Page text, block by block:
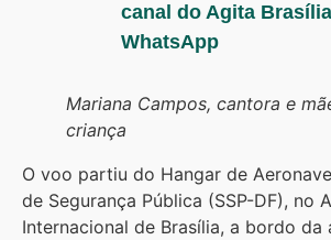
canal do Agita
WhatsApp
Mariana Campos, cantora e
criança
O voo partiu do Hangar de
de Segurança Pública (SSP-DF), no
Internacional de Brasília, a bordo da